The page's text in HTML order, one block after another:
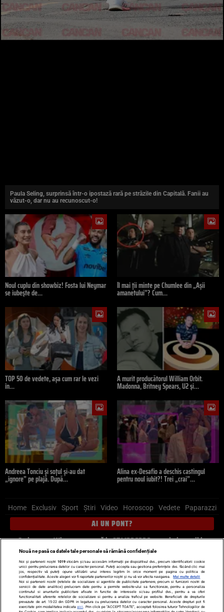
Paula Seling, surprinsă într-o ipostază rară pe străzile din Capitală. Fanii au
văzut-o, dar nu au recunoscut-o!
Noul cuplu din showbiz! Fosta lui Neymar
se iubește de…
Îl mai ții minte pe Chumlee din „Așii
amanetului”? Cum…
TOP 50 de vedete, așa cum rar le vezi
în…
A murit producătorul William Orbit.
Madonna, Britney Spears, U2 și…
Andreea Tonciu și soțul și-au dat
„ignore” pe plajă. După…
Alina ex-Desafio a deschis castingul
pentru noul iubit?! Trei „crai”…
Home Exclusiv Sport Știri Video Horoscop Vedete Paparazzi
AI UN PONT?
Scrie-ne pe Whatsapp, sună la 0741226226 sau trimite mail la
pont@cancan.ro
Știri interne Știri externe
Politică
Ultimele stiri
Diete Insula Iubirii Dictionar de vise
LIFE STYLE
Horoscop
Nouă ne pasă ca datele tale personale să rămână confidențiale
Noi și partenerii noștri 1019stocăm și/sau accesăm informații pe dispozitivul dvs., precum identificatorii cookie
unici pentru prelucrarea datelor cu caracter personal. Puteți accepta sau gestiona preferințele dvs. făcând clic mai
jos, respectiv vă puteți opune utilizării unui interes legitim în orice moment pe pagina cu politica de
confidențialitate. Aceste alegeri vor fi raportate partenerilor noștri și nu vă vor afecta navigarea.
Mai multe detalii
Noi si partenerii nostri (retelele de socializare si agentiile de publicitate partenere, precum si furnizorii nostri de
servicii de date analitice) prelucram date pentru a permite website-ului sa functioneze, pentru a personaliza
continutul si anunturile publicitare afisate in functie de interesele si/sau profilul dvs., pentru a va oferi
functionalitati aferente retelelor de socializare si pentru a analiza traficul pe website. Beneficiati de drepturile
prevazute de art. 15-22 din GDPR in legatura cu prelucrarea datelor cu caracter personal. Aceste drepturi pot fi
exercitate prin modalitatea indicataaici . Prin click pe “ACCEPT TOATE”, acceptati folosirea tuturor Tehnologiilor de